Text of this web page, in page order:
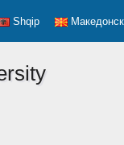
Shqip